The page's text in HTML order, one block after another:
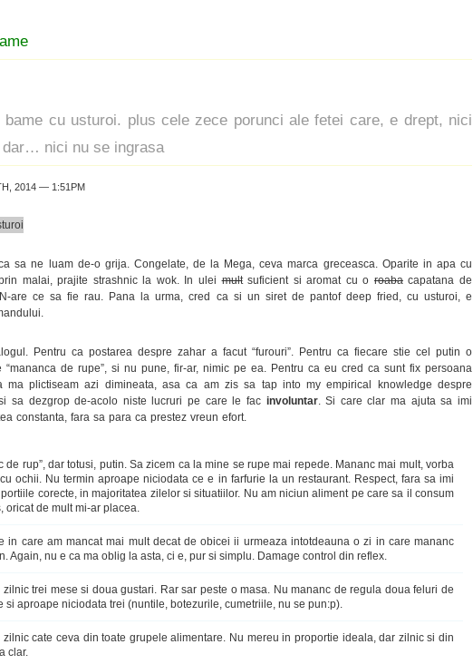
bame cu usturoi. plus cele zece porunci ale fetei care, e drept, nici
dar… nici nu se ingrasa
2014 — 1:51PM
sa ne luam de-o grija. Congelate, de la Mega, ceva marca greceasca. Oparite in apa cu
malai, prajite strashnic la wok. In uleimultsuficient si aromat cu o roabacapatana de
are ce sa fie rau. Pana la urma, cred ca si un siret de pantof deep fried, cu usturoi, e
Pentru ca postarea despre zahar a facut “furouri”. Pentru ca fiecare stie cel putin o
“mananca de rupe”, si nu pune, fir-ar, nimic pe ea. Pentru ca eu cred ca sunt fix persoana
ma plictiseam azi dimineata, asa ca am zis sa tap into my empirical knowledge despre
sa dezgrop de-acolo niste lucruri pe care le fac involuntar. Si care clar ma ajuta sa imi
constanta, fara sa para ca prestez vreun efort.
de rup”, dar totusi, putin. Sa zicem ca la mine se rupe mai repede. Mananc mai mult, vorba
ochii. Nu termin aproape niciodata ce e in farfurie la un restaurant. Respect, fara sa imi
corecte, in majoritatea zilelor si situatiilor. Nu am niciun aliment pe care sa il consum
oricat de mult mi-ar placea.
in care am mancat mai mult decat de obicei ii urmeaza intotdeauna o zi in care mananc
Again, nu e ca ma oblig la asta, ci e, pur si simplu. Damage control din reflex.
zilnic trei mese si doua gustari. Rar sar peste o masa. Nu mananc de regula doua feluri de
si aproape niciodata trei (nuntile, botezurile, cumetriile, nu se pun:p).
zilnic cate ceva din toate grupele alimentare. Nu mereu in proportie ideala, dar zilnic si din
clar.